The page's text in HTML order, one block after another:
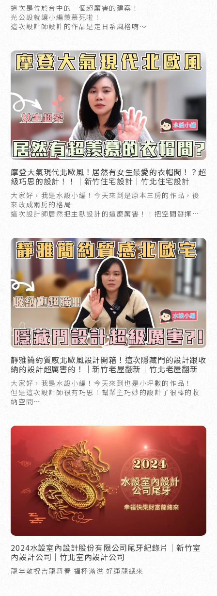
這次是位於台中的一個超厲害的建案！
光公設就讓小編羨慕死啦！
這次設計師設計的作品是走日系風格唷～
摩登大氣現代北歐風！居然有女生最愛的衣帽間！？超
級巧思的設計！！｜新竹住宅設計｜竹北住宅設計
大家好，我是水設小編！今天來到是原本三房的作品，後
來改成兩房的格局
這次設計師居然把主臥設計的這麼厲害！！把空間發揮的
靜雅簡約質感北歐風設計開箱！這次隱藏門的設計跟收
納的設計超厲害的！｜新竹老屋翻新｜竹北老屋翻新
大家好，我是水設小編！今天來到也是小坪數的作品！
但是這次設計師很有巧思！幫業主巧妙的設計了很棒的收
納空間
2024水設室內設計股份有限公司尾牙紀錄片｜新竹室
內設計公司｜竹北室內設計公司
龍年敬祝吉龍舞春 福杯滿溢 好運龍總來